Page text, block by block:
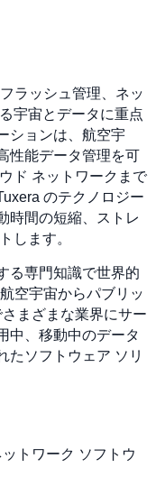
ラッシュ管理、ネッ
宇宙とデータに重点
ションは、航空宇
性能データ管理を可
ド ネットワークまで
のテクノロジー
時間の短縮、ストレ
します。
る専門知識で世界的
空宇宙からパブリッ
まざまな業界にサー
中、移動中のデータ
たソフトウェア ソリ
トワーク ソフトウ